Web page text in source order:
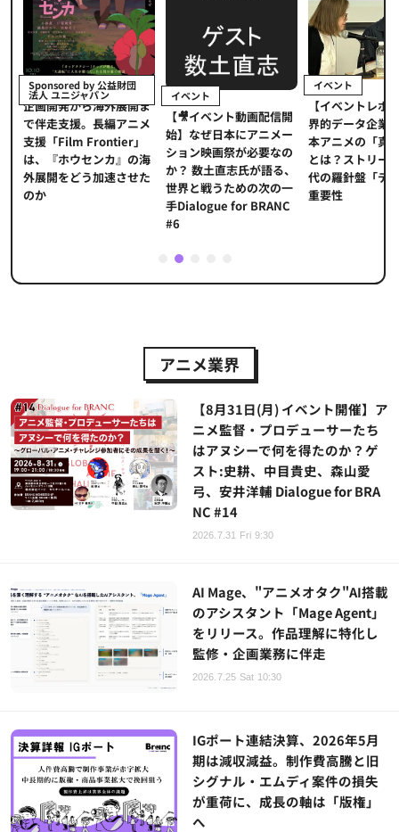
Sponsored by 公益財団
法人 ユニジャパン
企画開発から海外展開ま
で伴走支援。長編アニメ
支援「Film Frontier」
は、『ホウセンカ』の海
外展開をどう加速させた
のか
イベント
【🎥イベント動画配信開
始】なぜ日本にアニメー
ション映画祭が必要なの
か？ 数土直志氏が語る、
世界と戦うための次の一
手Dialogue for BRANC
#6
イベント
【イベントレポ
界的データ企業
本アニメの「真
とは？ストリー
代の羅針盤「デ
重要性
2
アニメ業界
【8月31日(月) イベント開催】ア
ニメ監督・プロデューサーたち
はアヌシーで何を得たのか？ゲ
スト:史耕、中目貴史、森山愛
弓、安井洋輔 Dialogue for BRA
NC #14
2026.7.31 Fri 9:30
AI Mage、"アニメオタク"AI搭載
のアシスタント「Mage Agent」
をリリース。作品理解に特化し
監修・企画業務に伴走
2026.7.25 Sat 10:30
IGポート連結決算、2026年5月
期は減収減益。制作費高騰と旧
シグナル・エムディ案件の損失
が重荷に、成長の軸は「版権」
へ